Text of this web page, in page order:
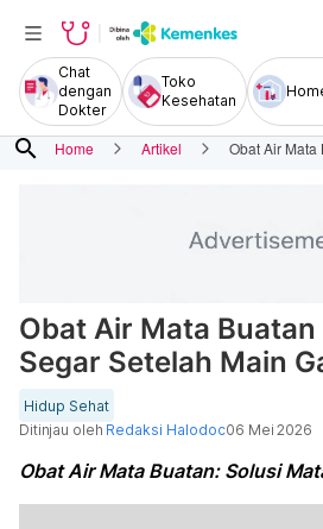
Chat
dengan
Dokter
Toko
Kesehatan
search Home Artikel Obat Air
Obat Air Mata
Segar Setelah Main
Hidup Sehat
Ditinjau oleh Redaksi Halodoc06 Mei 2026
Obat Air Mata Buatan: Solusi